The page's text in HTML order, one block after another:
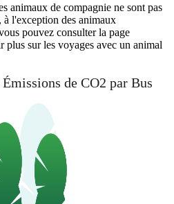
animaux de compagnie ne sont pas
à l'exception des animaux
pouvez consulter la page
sur les voyages avec un animal
de CO2 par Bus